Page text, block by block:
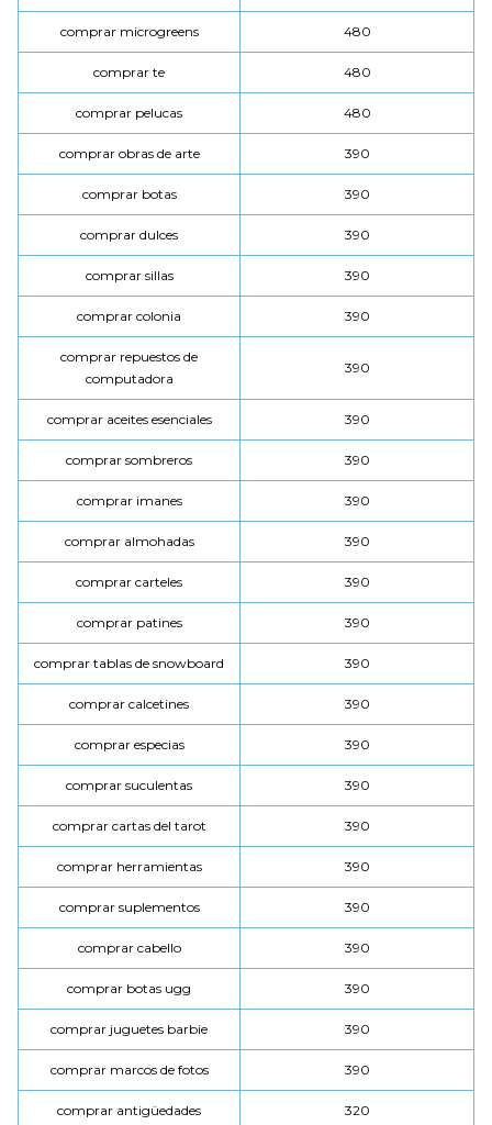
comprar microgreens 480
comprar te 480
comprar pelucas 480
comprar obras de arte 390
comprar botas 390
comprar dulces 390
comprar sillas 390
comprar colonia 390
comprar repuestos de
computadora
390
comprar aceites esenciales 390
comprar sombreros 390
comprar imanes 390
comprar almohadas 390
comprar carteles 390
comprar patines 390
comprar tablas de snowboard 390
comprar calcetines 390
comprar especias 390
comprar suculentas 390
comprar cartas del tarot 390
comprar herramientas 390
comprar suplementos 390
comprar cabello 390
comprar botas ugg 390
comprar juguetes barbie 390
comprar marcos de fotos 390
comprar antigüedades 320